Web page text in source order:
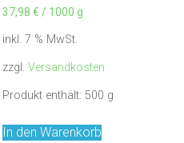
37,98€ / 1000 g
inkl. 7 % MwSt.
zzgl.Versandkosten
Produkt enthält: 500 g
In den Warenkorb